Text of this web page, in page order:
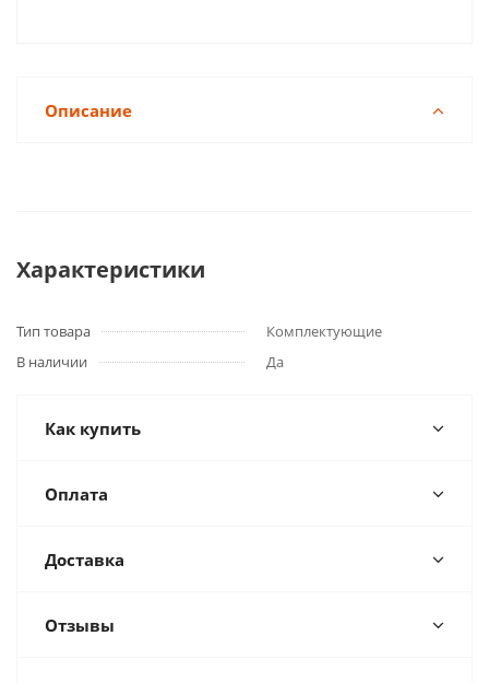
Описание
Характеристики
Тип товара
Комплектующие
В наличии
Да
Как купить
Оплата
Доставка
Отзывы